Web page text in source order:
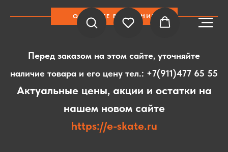
ОБРАТИТЕ ВНИМАНИЕ
Перед заказом на этом сайте, уточняйте
наличие товара и его цену тел.: +7(911)477 65 55
Актуальные цены, акции и остатки на
нашем новом сайте
https://e-skate.ru